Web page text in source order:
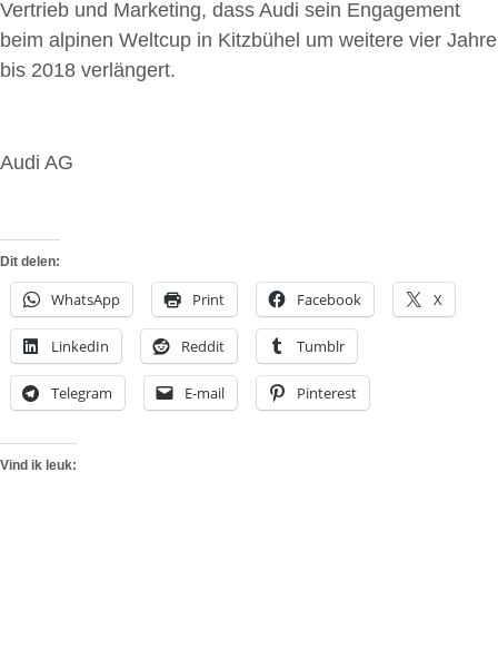
Vertrieb und Marketing, dass Audi sein Engagement
beim alpinen Weltcup in Kitzbühel um weitere vier Jahre
bis 2018 verlängert.
Audi AG
Dit delen:
WhatsApp Print Facebook X
LinkedIn Reddit Tumblr
Telegram E-mail Pinterest
Vind ik leuk: